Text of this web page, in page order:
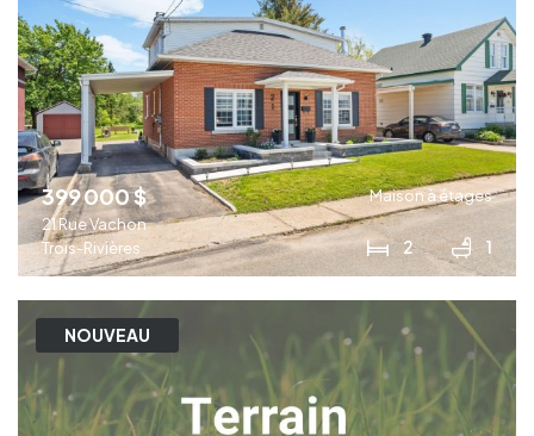
399 000 $
Maison à étages
21 Rue Vachon
Trois-Rivières
2 1
NOUVEAU